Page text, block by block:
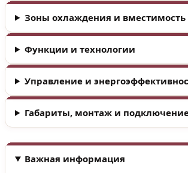
Зоны охлаждения и вместимость
Функции и технологии
Управление и
Габариты, монтаж и
Важная информация